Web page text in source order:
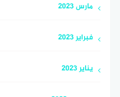
مارس 2023
فبراير 2023
يناير 2023